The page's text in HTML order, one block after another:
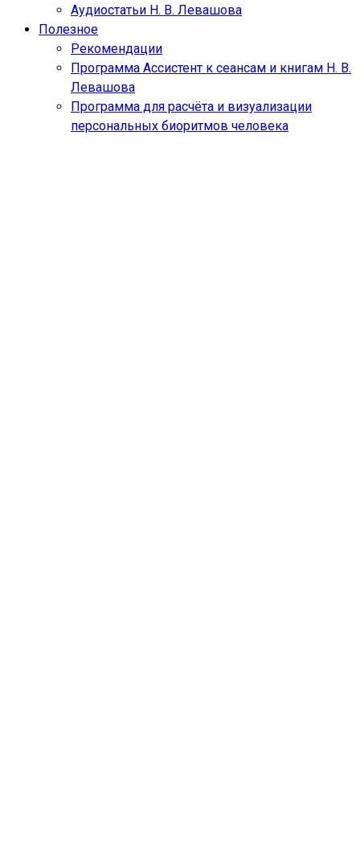
Аудиостатьи Н. В. Левашова
Полезное
Рекомендации
Программа Ассистент к сеансам и книгам Н. В.
Левашова
Программа для расчёта и визуализации
персональных биоритмов человека